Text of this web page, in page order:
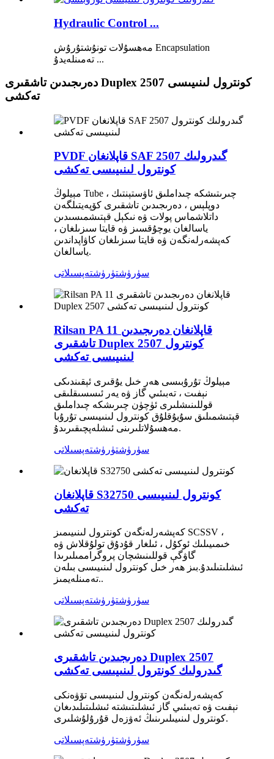
Hydraulic Control ...
مەھسۇلات تونۇشتۇرۇش Encapsulation
تەمىنلەيدۇ ...
دەرىجىدىن تاشقىرى Duplex 2507 كونترول لىنىيىسى
تەكشى
PVDF قاپلانغان SAF 2507 گىدرولىك
كونترول لىنىيىسى تەكشى
مېيلوڭ Tube چىرىتىشكە چىداملىق ئاۋستېنتىك ،
دوپلېس ، دەرىجىدىن تاشقىرى كۆپەيتىلگەن
داتلاشماس پولات ۋە نىكېل قېتىشمىسىدىن
ياسالغان يوچۇقسىز ۋە قايتا سىزىلغان ،
كەپشەرلەنگەن ۋە قايتا سىزىلغان كاۋاپداندىن
ياسالغان.
سۈرۈشتۈرۈشتەپسىلاتى
Rilsan PA 11 قاپلانغان دەرىجىدىن
تاشقىرى Duplex 2507 كونترول
لىنىيىسى تەكشى
مېيلوڭ تۇرۇبىسى ھەر خىل يۇقىرى ئېقىندىكى
نېفىت ، تەبىئىي گاز ۋە يەر ئىسسىقلىقى
قوللىنىشلىرى ئۈچۈن چىرىشكە چىداملىق
قېتىشمىلىق سۇيۇقلۇق كونترول لىنىيىسى تۇرۇبا
مەھسۇلاتلىرىنى ئىشلەپچىقىرىدۇ.
سۈرۈشتۈرۈشتەپسىلاتى
قاپلانغان S32750 كونترول لىنىيىسى
تەكشى
كەپشەرلەنگەن كونترول لىنىيىمىز SCSSV ،
خىمىيىلىك ئوكۇل ، ئىلغار قۇدۇق تولۇقلاش ۋە
گاۋگې قوللىنىشچان پروگراممىلىرىدا
ئىشلىتىلىدۇ.بىز ھەر خىل كونترول لىنىيىسى بىلەن
تەمىنلەيمىز..
سۈرۈشتۈرۈشتەپسىلاتى
دەرىجىدىن تاشقىرى Duplex 2507
گىدرولىك كونترول لىنىيىسى تەكشى
كەپشەرلەنگەن كونترول لىنىيىسى تۆۋەنكى
نېفىت ۋە تەبىئىي گاز ئىشلىتىشتە ئىشلىتىلىدىغان
كونترول لىنىيىلىرىنىڭ ئەۋزەل قۇرۇلۇشلىرى.
سۈرۈشتۈرۈشتەپسىلاتى